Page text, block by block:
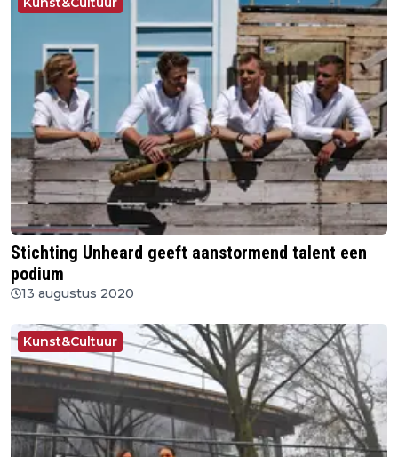
Stichting Unheard geeft aanstormend talent een
podium
13 augustus 2020
Kunst&Cultuur